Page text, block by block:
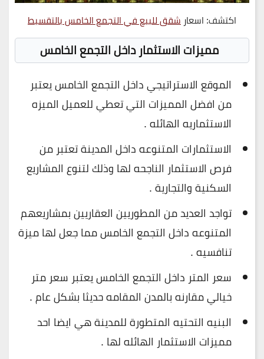
اكتشف: اسعار شقق للبيع في التجمع الخامس بالتقسيط
مميزات الاستثمار داخل التجمع الخامس
الموقع الاستراتيجي داخل التجمع الخامس يعتبر
من افضل المميزات التي تعطي للعميل الميزه
الاستثماريه الهائله .
الاستثمارات المتنوعه داخل المدينة تعتبر من
فرص الاستثمار الناجحه لها وذلك لتنوع المشاريع
السكنية والتجارية .
تواجد العديد من المطوريين العقاريين بمشاريعهم
المتنوعه داخل التجمع الخامس مما جعل لها ميزة
تنافسيه .
سعر المتر داخل التجمع الخامس يعتبر سعر متر
خيالي مقارنه بالمدن المقامه حديثا بشكل عام .
البنيه التحتيه المتطورة للمدينة هي ايضا احد
مميزات الاستثمار الهائله لها .